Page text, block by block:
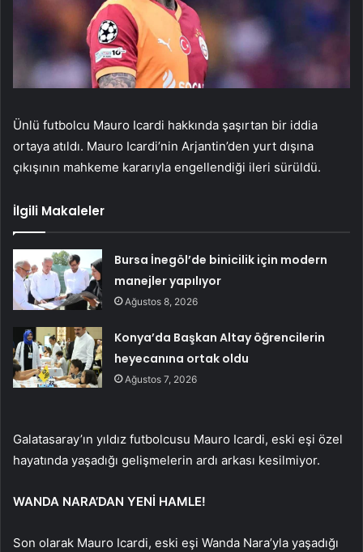
Ünlü futbolcu Mauro Icardi hakkında şaşırtan bir iddia
ortaya atıldı. Mauro Icardi’nin Arjantin’den yurt dışına
çıkışının mahkeme kararıyla engellendiği ileri sürüldü.
İlgili Makaleler
Bursa İnegöl’de binicilik için modern
manejler yapılıyor
Ağustos 8, 2026
Konya’da Başkan Altay öğrencilerin
heyecanına ortak oldu
Ağustos 7, 2026
Galatasaray’ın yıldız futbolcusu Mauro Icardi, eski eşi özel
hayatında yaşadığı gelişmelerin ardı arkası kesilmiyor.
WANDA NARA’DAN YENİ HAMLE!
Son olarak Mauro Icardi, eski eşi Wanda Nara’yla yaşadığı